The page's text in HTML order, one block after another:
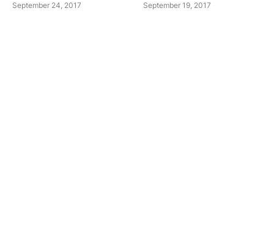
September 24, 2017 September 19, 2017